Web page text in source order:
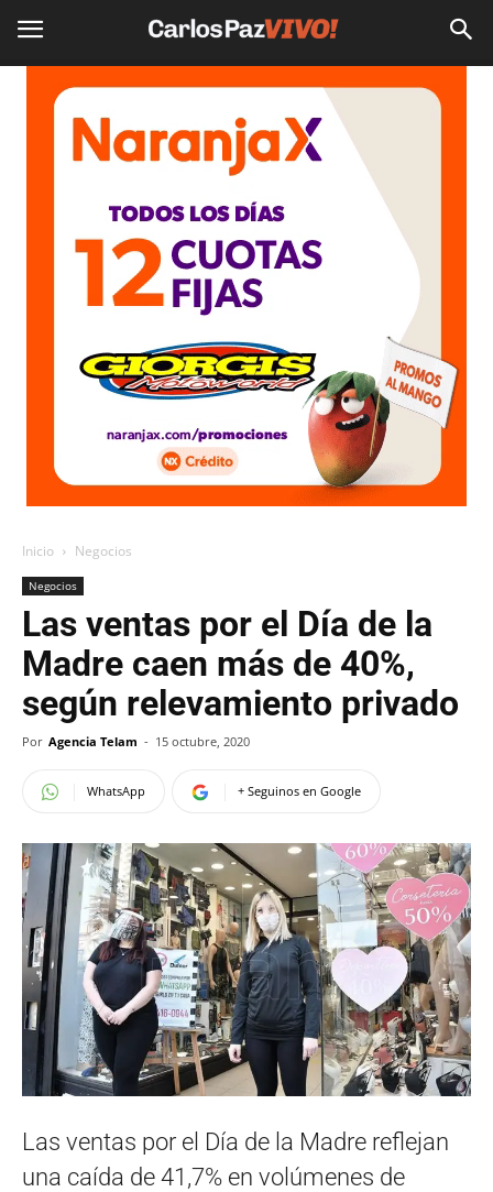
Inicio Negocios
Negocios
Las ventas por el Día de la
Madre caen más de 40%,
según relevamiento privado
Por Agencia Telam - 15 octubre, 2020
WhatsApp + Seguinos en Google
Las ventas por el Día de la Madre reflejan
una caída de 41,7% en volúmenes de